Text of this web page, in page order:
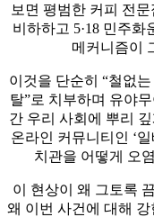
보면 평범한 커피 전
비하하고 5·18 민주
메커니즘이
이것을 단순히 “철없
탈”로 치부하며 유야
간 우리 사회에 뿌리
온라인 커뮤니티인 ‘
치관을 어떻게 오
이 현상이 왜 그토록
왜 이번 사건에 대해